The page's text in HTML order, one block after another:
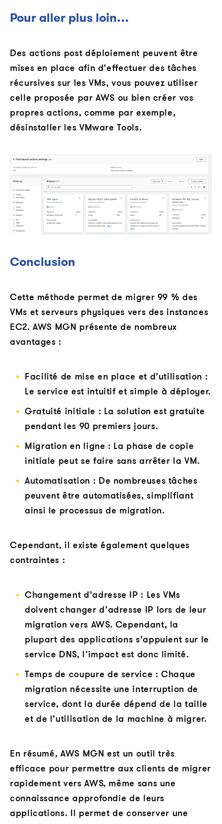
Pour aller plus loin…
Des actions post déploiement peuvent être
mises en place afin d’effectuer des tâches
récursives sur les VMs, vous pouvez utiliser
celle proposée par AWS ou bien créer vos
propres actions, comme par exemple,
désinstaller les VMware Tools.
Conclusion
Cette méthode permet de migrer 99 % des
VMs et serveurs physiques vers des instances
EC2. AWS MGN présente de nombreux
avantages :
Facilité de mise en place et d’utilisation :
Le service est intuitif et simple à déployer.
Gratuité initiale : La solution est gratuite
pendant les 90 premiers jours.
Migration en ligne : La phase de copie
initiale peut se faire sans arrêter la VM.
Automatisation : De nombreuses tâches
peuvent être automatisées, simplifiant
ainsi le processus de migration.
Cependant, il existe également quelques
contraintes :
Changement d’adresse IP : Les VMs
doivent changer d’adresse IP lors de leur
migration vers AWS. Cependant, la
plupart des applications s’appuient sur le
service DNS, l’impact est donc limité.
Temps de coupure de service : Chaque
migration nécessite une interruption de
service, dont la durée dépend de la taille
et de l’utilisation de la machine à migrer.
En résumé, AWS MGN est un outil très
efficace pour permettre aux clients de migrer
rapidement vers AWS, même sans une
connaissance approfondie de leurs
applications. Il permet de conserver une